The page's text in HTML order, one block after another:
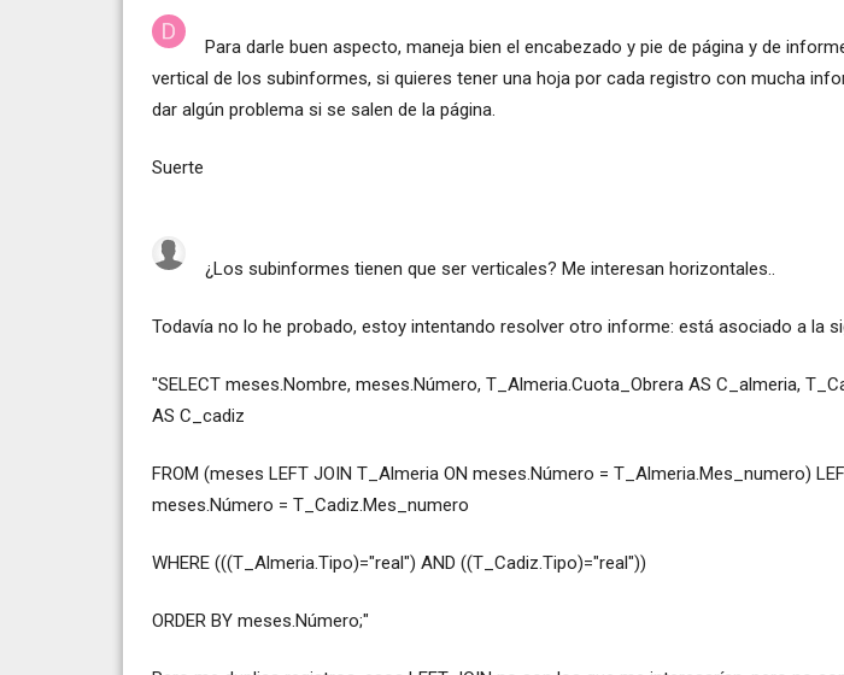
Para darle buen aspecto, maneja bien el encabezado y pie de página y de
vertical de los subinformes, si quieres tener una hoja por cada registro con mucha
dar algún problema si se salen de la página.
Suerte
¿Los subinformes tienen que ser verticales? Me interesan horizontales..
Todavía no lo he probado, estoy intentando resolver otro informe: está asociado a la
"SELECT meses.Nombre, meses.Número, T_Almeria.Cuota_Obrera AS C_almeria,
AS C_cadiz
FROM (meses LEFT JOIN T_Almeria ON meses.Número = T_Almeria.Mes_numero)
meses.Número = T_Cadiz.Mes_numero
WHERE (((T_Almeria.Tipo)="real") AND ((T_Cadiz.Tipo)="real"))
ORDER BY meses.Número;"